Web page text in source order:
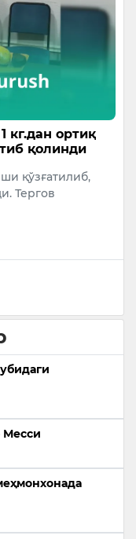
кг.дан ортиқ
қолинди
қўзғатилиб,
Тергов
Месси